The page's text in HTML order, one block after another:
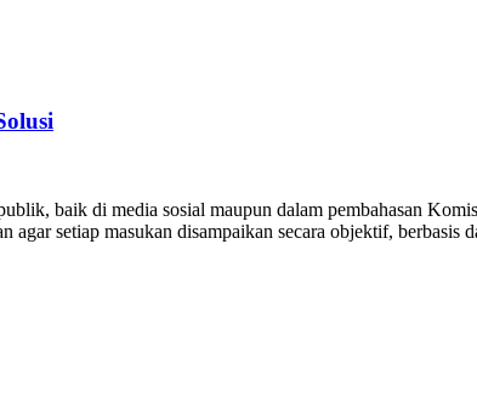
baik di media sosial maupun dalam pembahasan
setiap masukan disampaikan secara objektif, berbasis